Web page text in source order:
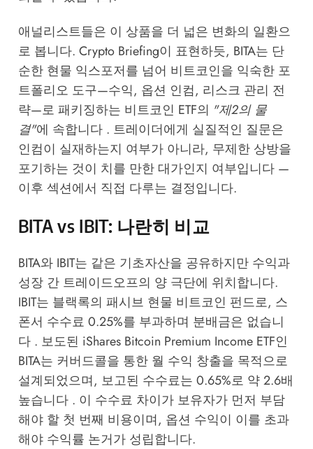
애널리스트들은 이 상품을 더 넓은 변화의 일환으
로 봅니다. Crypto Briefing이 표현하듯, BITA는 단
순한 현물 익스포저를 넘어 비트코인을 익숙한 포
트폴리오 도구—수익, 옵션 인컴, 리스크 관리 전
략—로 패키징하는 비트코인 ETF의 "제2의 물
결"에 속합니다 . 트레이더에게 실질적인 질문은
인컴이 실재하는지 여부가 아니라, 무제한 상방을
포기하는 것이 치를 만한 대가인지 여부입니다 —
이후 섹션에서 직접 다루는 결정입니다.
BITA vs IBIT: 나란히 비교
BITA와 IBIT는 같은 기초자산을 공유하지만 수익과
성장 간 트레이드오프의 양 극단에 위치합니다.
IBIT는 블랙록의 패시브 현물 비트코인 펀드로, 스
폰서 수수료 0.25%를 부과하며 분배금은 없습니
다 . 보도된 iShares Bitcoin Premium Income ETF인
BITA는 커버드콜을 통한 월 수익 창출을 목적으로
설계되었으며, 보고된 수수료는 0.65%로 약 2.6배
높습니다 . 이 수수료 차이가 보유자가 먼저 부담
해야 할 첫 번째 비용이며, 옵션 수익이 이를 초과
해야 수익률 논거가 성립합니다.